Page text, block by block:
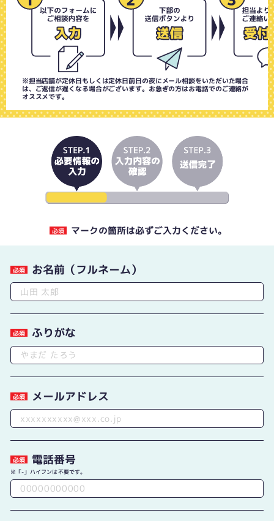
※担当店舗が定休日もしくは定休日前日の夜にメール相談をいただいた場合
は、ご返信が遅くなる場合がございます。お急ぎの方はお電話でのご連絡が
オススメです。
必須 マークの箇所は必ずご入力ください。
必須 お名前（フルネーム）
必須 ふりがな
必須 メールアドレス
必須 電話番号
「-」ハイフンは不要です。